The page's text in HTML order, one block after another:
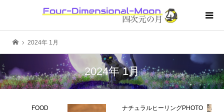
2024年 1月
2024年 1月
FOOD ナチュラルヒーリングPHOTO